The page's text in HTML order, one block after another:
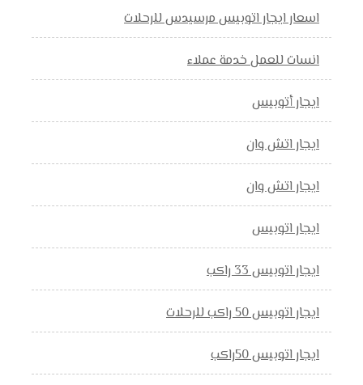
اسعار ايجار اتوبيس مرسيدس للرحلات
انسات للعمل خدمة عملاء
ايجار أتوبيس
ايجار اتش وان
ايجار اتش وان
ايجار اتوبيس
ايجار اتوبيس 33 راكب
ايجار اتوبيس 50 راكب للرحلات
ايجار اتوبيس 50راكب